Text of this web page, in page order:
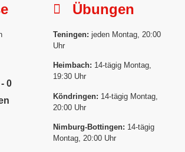
0
Übungen
Teningen: jeden Montag, 20:00
Uhr
Heimbach: 14-tägig Montag,
19:30 Uhr
Köndringen: 14-tägig Montag,
20:00 Uhr
Nimburg-Bottingen: 14-tägig
Montag, 20:00 Uhr